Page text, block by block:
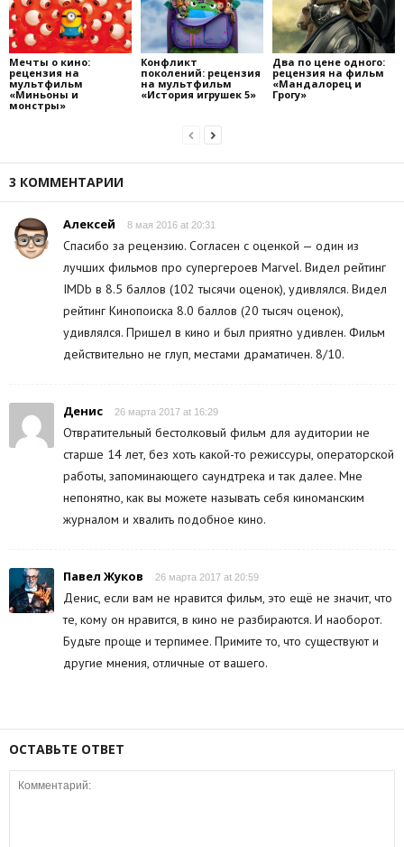
Мечты о кино:
рецензия на
мультфильм
«Миньоны и
монстры»
Конфликт
поколений: рецензия
на мультфильм
«История игрушек 5»
Два по цене одного:
рецензия на фильм
«Мандалорец и
Грогу»
3 КОММЕНТАРИИ
Алексей 8 мая 2016 at 20:31
Спасибо за рецензию. Согласен с оценкой — один из
лучших фильмов про супергероев Marvel. Видел рейтинг
IMDb в 8.5 баллов (102 тысячи оценок), удивлялся. Видел
рейтинг Кинопоиска 8.0 баллов (20 тысяч оценок),
удивлялся. Пришел в кино и был приятно удивлен. Фильм
действительно не глуп, местами драматичен. 8/10.
Денис 26 марта 2017 at 16:29
Отвратительный бестолковый фильм для аудитории не
старше 14 лет, без хоть какой-то режиссуры, операторской
работы, запоминающего саундтрека и так далее. Мне
непонятно, как вы можете называть себя киноманским
журналом и хвалить подобное кино.
Павел Жуков 26 марта 2017 at 20:59
Денис, если вам не нравится фильм, это ещё не значит, что
те, кому он нравится, в кино не разбираются. И наоборот.
Будьте проще и терпимее. Примите то, что существуют и
другие мнения, отличные от вашего.
ОСТАВЬТЕ ОТВЕТ